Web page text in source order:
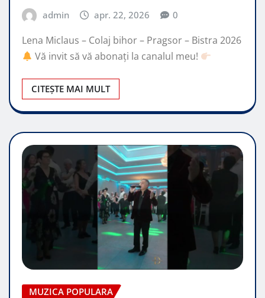
admin apr. 22, 2026 0
Lena Miclaus – Colaj bihor – Pragsor – Bistra 2026
Vă invit să vă abonați la canalul meu!
CITEȘTE MAI MULT
MUZICA POPULARA